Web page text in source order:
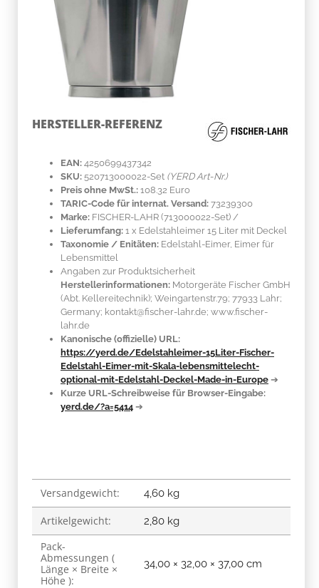
HERSTELLER-REFERENZ
EAN: 4250699437342
SKU: 520713000022-Set (YERD Art-Nr.)
Preis ohne MwSt.: 108.32 Euro
TARIC-Code für internat. Versand: 73239300
Marke: FISCHER-LAHR (713000022-Set) /
Lieferumfang: 1 x Edelstahleimer 15 Liter mit Deckel
Taxonomie / Enitäten: Edelstahl-Eimer, Eimer für
Lebensmittel
Angaben zur Produktsicherheit
Herstellerinformationen: Motorgeräte Fischer GmbH
(Abt. Kellereitechnik); Weingartenstr.79; 77933 Lahr;
Germany; kontakt@fischer-lahr.de; www.fischer-
lahr.de
Kanonische (offizielle) URL:
https://yerd.de/Edelstahleimer-15Liter-Fischer-
Edelstahl-Eimer-mit-Skala-lebensmittelecht-
optional-mit-Edelstahl-Deckel-Made-in-Europe ➔
Kurze URL-Schreibweise für Browser-Eingabe:
yerd.de/?a=5414 ➔
Produkteigenschaft
Wert
Versandgewicht: 4,60 kg
Artikelgewicht: 2,80 kg
Pack-
Abmessungen (
Länge × Breite ×
Höhe ):
34,00 × 32,00 × 37,00 cm